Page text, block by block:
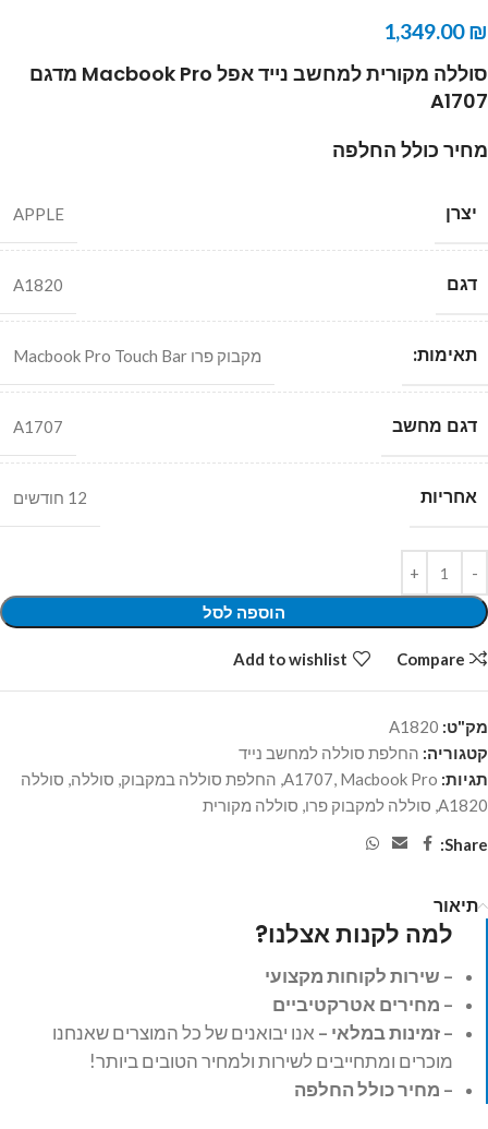
1,349.00₪
סוללה מקורית למחשב נייד אפל Macbook Pro מדגם
A1707
מחיר כולל החלפה
יצרן APPLE
דגם A1820
תאימות: מקבוק פרו Macbook Pro Touch Bar
דגם מחשב A1707
אחריות 12 חודשים
הוספה לסל
Compare
Add to wishlist
מק"ט: A1820
קטגוריה: החלפת סוללה למחשב נייד
תגיות:
A1707, Macbook Pro
, החלפת סוללה במקבוק, סוללה, סוללה
A1820
, סוללה למקבוק פרו, סוללה מקורית
Share:
תיאור
למה לקנות אצלנו?
– שירות לקוחות מקצועי
– מחירים אטרקטיביים
– זמינות במלאי – אנו יבואנים של כל המוצרים שאנחנו
מוכרים ומתחייבים לשירות ולמחיר הטובים ביותר!
– מחיר כולל החלפה